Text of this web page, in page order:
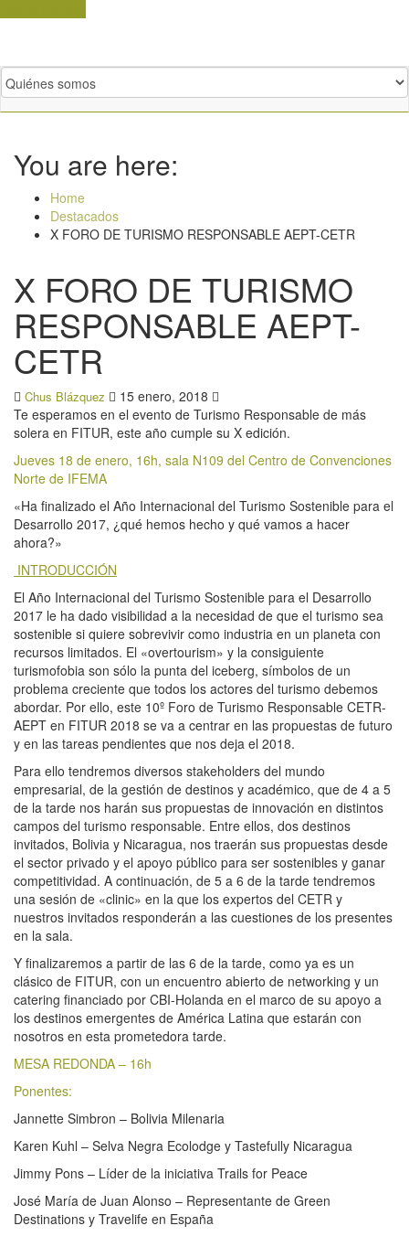
You are here:
Home
Destacados
X FORO DE TURISMO RESPONSABLE AEPT-CETR
X FORO DE TURISMO
RESPONSABLE AEPT-
CETR
Chus Blázquez
15 enero, 2018
Te esperamos en el evento de Turismo Responsable de más
solera en FITUR, este año cumple su X edición.
Jueves 18 de enero, 16h, sala N109 del Centro de Convenciones
Norte de IFEMA
«Ha finalizado el Año Internacional del Turismo Sostenible para el
Desarrollo 2017, ¿qué hemos hecho y qué vamos a hacer
ahora?»
INTRODUCCIÓN
El Año Internacional del Turismo Sostenible para el Desarrollo
2017 le ha dado visibilidad a la necesidad de que el turismo sea
sostenible si quiere sobrevivir como industria en un planeta con
recursos limitados. El «overtourism» y la consiguiente
turismofobia son sólo la punta del iceberg, símbolos de un
problema creciente que todos los actores del turismo debemos
abordar. Por ello, este 10º Foro de Turismo Responsable CETR-
AEPT en FITUR 2018 se va a centrar en las propuestas de futuro
y en las tareas pendientes que nos deja el 2018.
Para ello tendremos diversos stakeholders del mundo
empresarial, de la gestión de destinos y académico, que de 4 a 5
de la tarde nos harán sus propuestas de innovación en distintos
campos del turismo responsable. Entre ellos, dos destinos
invitados, Bolivia y Nicaragua, nos traerán sus propuestas desde
el sector privado y el apoyo público para ser sostenibles y ganar
competitividad. A continuación, de 5 a 6 de la tarde tendremos
una sesión de «clinic» en la que los expertos del CETR y
nuestros invitados responderán a las cuestiones de los presentes
en la sala.
Y finalizaremos a partir de las 6 de la tarde, como ya es un
clásico de FITUR, con un encuentro abierto de networking y un
catering financiado por CBI-Holanda en el marco de su apoyo a
los destinos emergentes de América Latina que estarán con
nosotros en esta prometedora tarde.
MESA REDONDA – 16h
Ponentes:
Jannette Simbron – Bolivia Milenaria
Karen Kuhl – Selva Negra Ecolodge y Tastefully Nicaragua
Jimmy Pons – Líder de la iniciativa Trails for Peace
José María de Juan Alonso – Representante de Green
Destinations y Travelife en España